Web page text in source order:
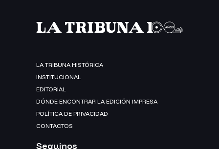
LA TRIBUNA HISTÓRICA
INSTITUCIONAL
EDITORIAL
DÓNDE ENCONTRAR LA EDICIÓN IMPRESA
POLÍTICA DE PRIVACIDAD
CONTACTOS
Seguinos